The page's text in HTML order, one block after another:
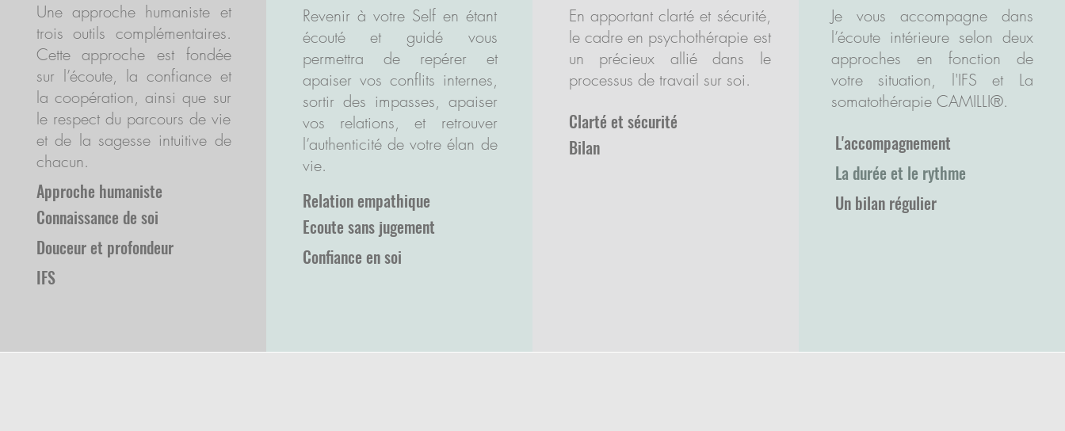
Une approche humaniste et
trois outils complémentaires.
Cette approche est fondée
sur l’écoute, la confiance et
la coopération, ainsi que sur
le respect du parcours de vie
et de la sagesse intuitive de
chacun.
Approche humaniste
Connaissance de soi
Douceur et profondeur
IFS
Revenir à votre Self en étant
écouté et guidé vous
permettra de repérer et
apaiser vos conflits internes,
sortir des impasses, apaiser
vos relations, et retrouver
l’authenticité de votre élan de
vie.​​​​​
Relation empathique
Ecoute sans jugement
Confiance en soi
En apportant clarté et sécurité,
le cadre en psychothérapie est
un précieux allié dans le
processus de travail sur soi.​​
Clarté et sécurité
Bilan
Je vous accompagne dans
l’écoute intérieure selon deux
approches en fonction de
votre situation, l'IFS et La
somatothérapie CAMILLI®.
L'accompagnement
La durée et le rythme
Un bilan régulier